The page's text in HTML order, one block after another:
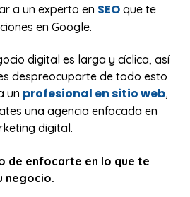
a un experto en SEO que te
en Google.
digital es larga y cíclica, así
despreocuparte de todo esto
un profesional en sitio web,
una agencia enfocada en
digital.
de enfocarte en lo que te
negocio.